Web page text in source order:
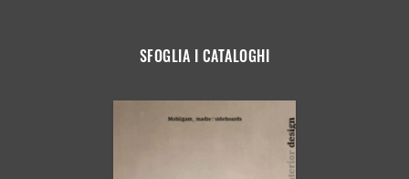
SFOGLIA I CATALOGHI